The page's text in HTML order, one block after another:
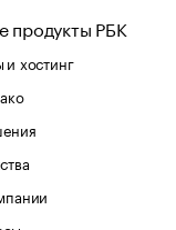
продукты РБК
хостинг